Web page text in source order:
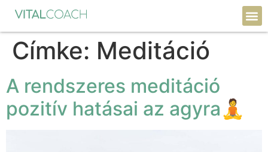
Címke: Meditáció
A rendszeres meditáció
pozitív hatásai az agyra🧘